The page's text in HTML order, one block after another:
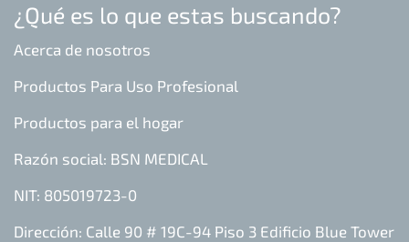
¿Qué es lo que estas buscando?
Acerca de nosotros
Productos Para Uso Profesional
Productos para el hogar
Razón social: BSN MEDICAL
NIT: 805019723-0
Dirección: Calle 90 # 19C-94 Piso 3 Edificio Blue Tower